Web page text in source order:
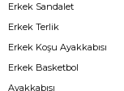
Erkek Sandalet
Erkek Terlik
Erkek Koşu Ayakkabısı
Erkek Basketbol
Ayakkabısı